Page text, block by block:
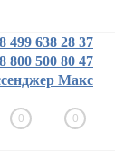
звонок
8 499 638 28 37
8 800 500 80 47
0 0